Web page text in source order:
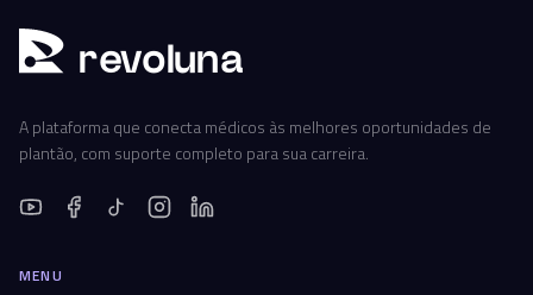
revoluna
A plataforma que conecta médicos às melhores oportunidades de
plantão, com suporte completo para sua carreira.
MENU